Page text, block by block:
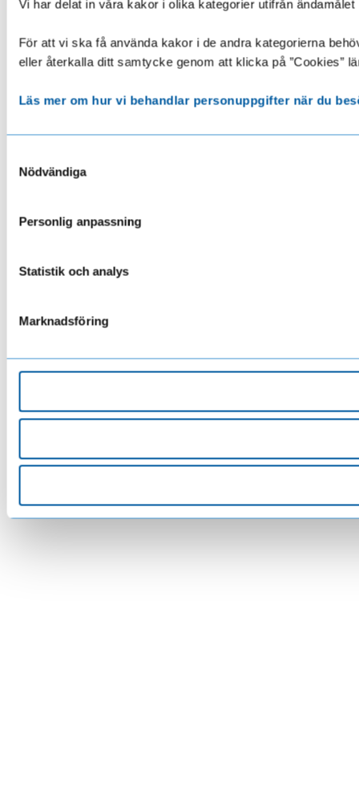
Vi har delat in våra kakor i olika kategorier utifrån
För att vi ska få använda kakor i de andra kategorierna
eller återkalla ditt samtycke genom att klicka på ”Cookies”
Läs mer om hur vi behandlar personuppgifter när du
Nödvändiga
Personlig anpassning
Statistik och analys
Marknadsföring